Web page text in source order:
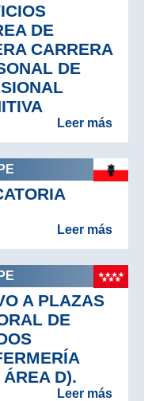
DE
CARRERA
DE
Leer más
Leer más
A PLAZAS
DE
D).
Leer más